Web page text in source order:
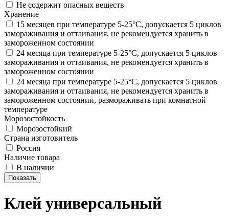
Не содержит опасных веществ
Хранение
15 месяцев при температуре 5-25°С, допускается 5 циклов
замораживания и оттаивания, не рекомендуется хранить в
замороженном состоянии
24 месяца при температуре 5-25°С, допускается 5 циклов
замораживания и оттаивания, не рекомендуется хранить в
замороженном состоянии
24 месяца при температуре 5-25°С, допускается 5 циклов
замораживания и оттаивания, не рекомендуется хранить в
замороженном состоянии, размораживать при комнатной
температуре
Морозостойкость
Морозостойкий
Страна изготовитель
Россия
Наличие товара
В наличии
Клей универсальный